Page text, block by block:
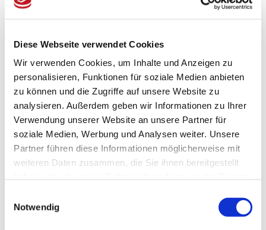
Diese Webseite verwendet Cookies
Wir verwenden Cookies, um Inhalte und Anzeigen zu
personalisieren, Funktionen für soziale Medien anbieten
zu können und die Zugriffe auf unsere Website zu
analysieren. Außerdem geben wir Informationen zu Ihrer
Verwendung unserer Website an unsere Partner für
soziale Medien, Werbung und Analysen weiter. Unsere
Partner führen diese Informationen möglicherweise mit
weiteren Daten zusammen, die Sie ihnen bereitgestellt
Notwendig
Wie auch bei der IRIS Deckenleuchte
überlappenden Schirmhälften, die mit
gerundeten Holzelementen fixiert
werden. Eine dezente und
gleichzeitig charmante
Pendelleuchte, die eine
wunderschöne Lichtstimmung...
229,00 € *
Zum Produkt
FOLIO